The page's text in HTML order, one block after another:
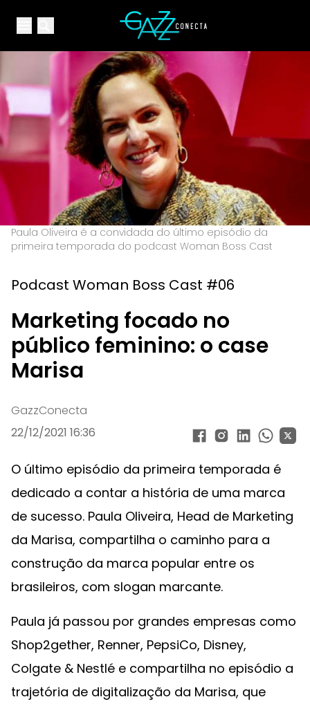
Open main menuYour Company
Paula Oliveira é a convidada do último episódio da
primeira temporada do podcast Woman Boss Cast
Podcast Woman Boss Cast #06
Marketing focado no
público feminino: o case
Marisa
GazzConecta
22/12/2021 16:36
O último episódio da primeira temporada é
dedicado a contar a história de uma marca
de sucesso. Paula Oliveira, Head de Marketing
da Marisa, compartilha o caminho para a
construção da marca popular entre os
brasileiros, com slogan marcante.
Paula já passou por grandes empresas como
Shop2gether, Renner, PepsiCo, Disney,
Colgate & Nestlé e compartilha no episódio a
trajetória de digitalização da Marisa, que